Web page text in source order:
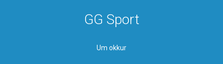
GG Sport
Um okkur